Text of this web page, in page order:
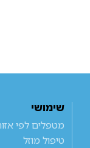
שימושי
מטפלים לפי
טיפול מוזל